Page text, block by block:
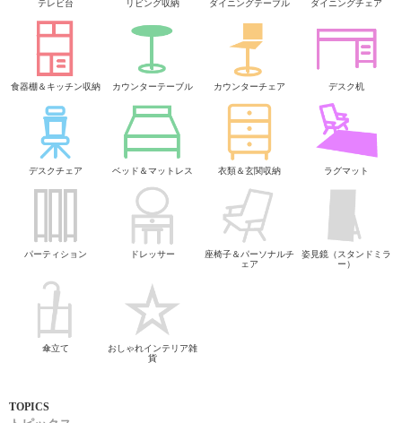
テレビ台 リビング収納 ダイニングテーブル ダイニングチェア
食器棚＆キッチン収納 カウンターテーブル カウンターチェア デスク机
デスクチェア ベッド＆マットレス 衣類＆玄関収納 ラグマット
パーティション ドレッサー
座椅子＆パーソナルチ
ェア
姿見鏡（スタンドミラ
ー）
傘立て
おしゃれインテリア雑
貨